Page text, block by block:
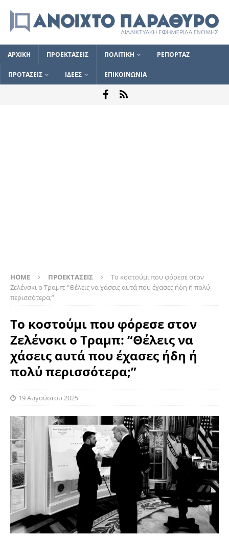
ΑΡΧΙΚΗ ΠΡΟΕΚΤΑΣΕΙΣ ΠΟΛΙΤΙΚΗ ΡΕΠΟΡΤΑΖ
ΠΡΟΤΑΣΕΙΣ ΙΔΕΕΣ ΕΠΙΚΟΙΝΩΝΙΑ
HOME ΠΡΟΕΚΤΑΣΕΙΣ
Το κοστούμι που φόρεσε στον
Ζελένσκι ο Τραμπ: “Θέλεις να χάσεις αυτά που έχασες ήδη ή πολύ
περισσότερα;”
Το κοστούμι που φόρεσε στον
Ζελένσκι ο Τραμπ: “Θέλεις να
χάσεις αυτά που έχασες ήδη ή
πολύ περισσότερα;”
19 Αυγούστου 2025